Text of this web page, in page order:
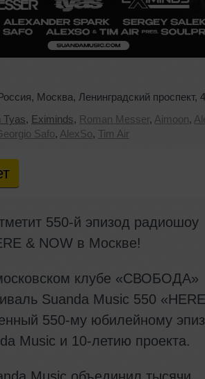
, Москва, Ленинградский проспект,
Tyas, Eximinds, Roman Messer, Aimoon,
Safo, AlexSo, Tim Air
550-й эпизод радиошоу
& NOW в Москве!
клубе «СВОБОДА»
Suanda Music 550
550-му юбилейному
Music и 10-летию проекта.